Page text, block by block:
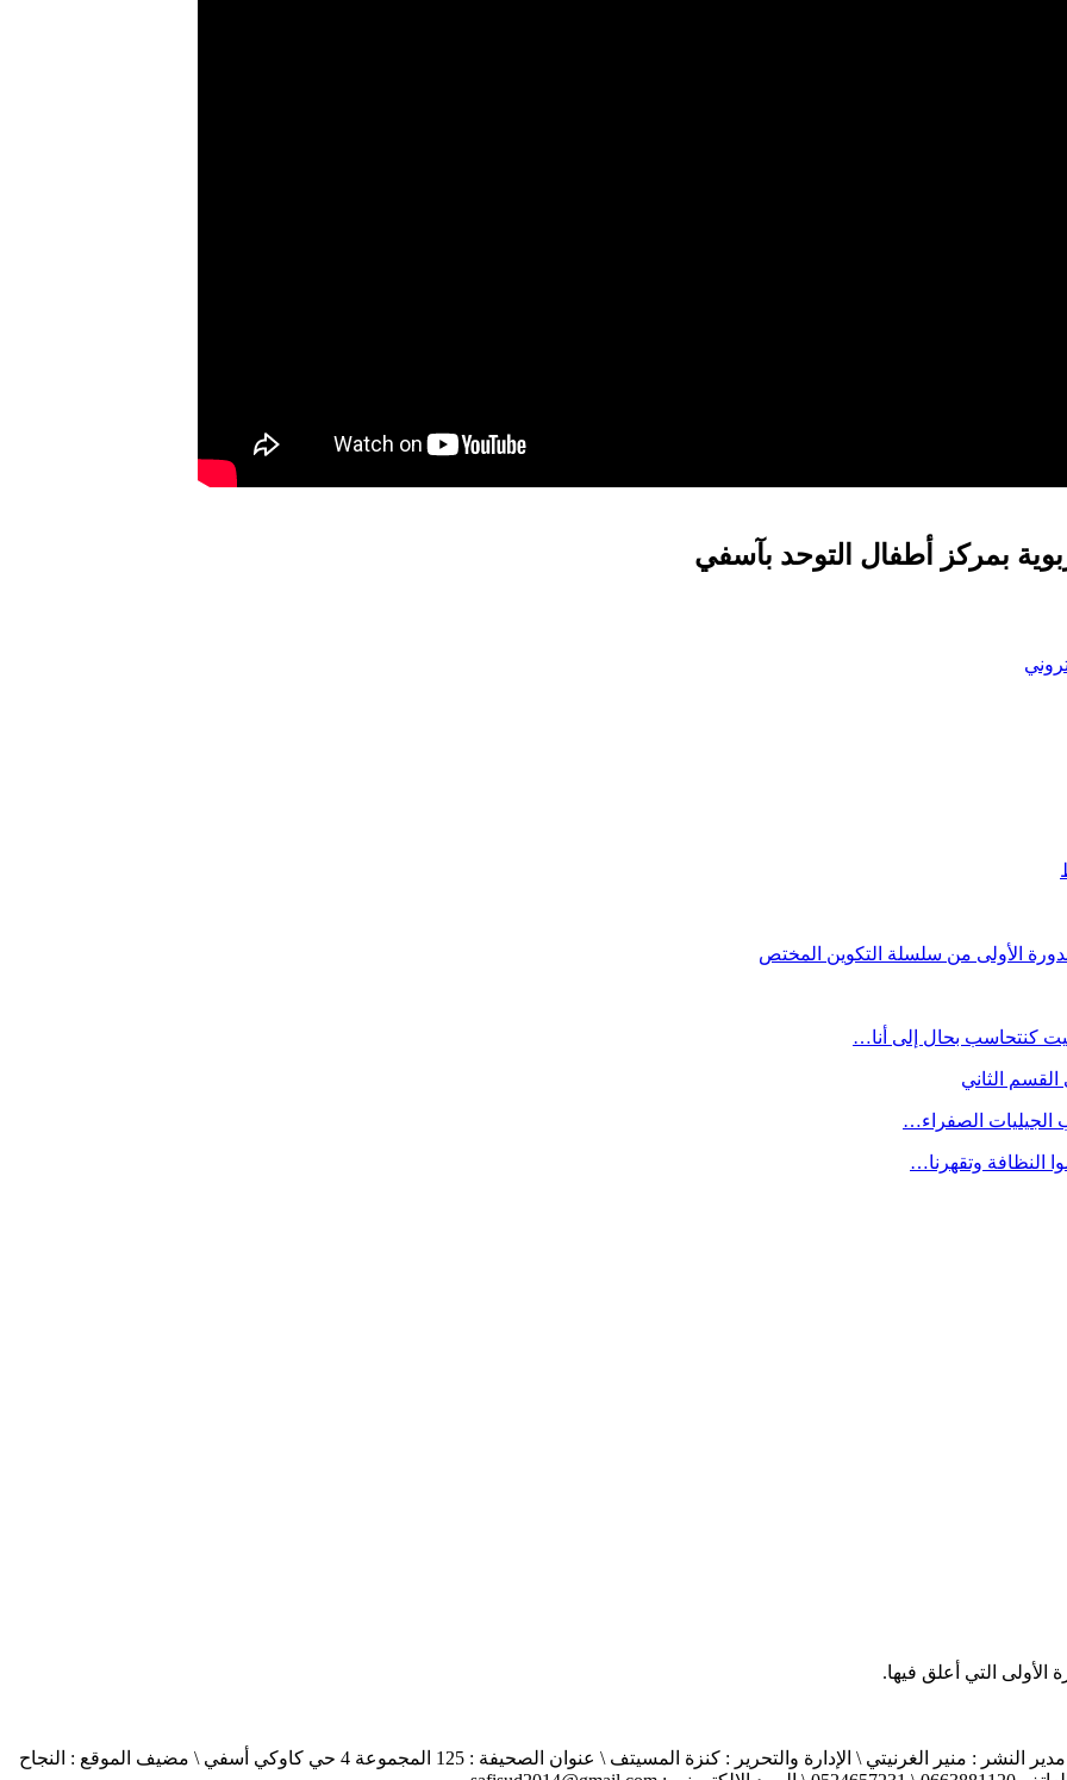
بمركز أطفال التوحد بآسفي
الأولى من سلسلة التكوين المختص
كنتحاسب بحال إلى أنا…
الثاني
الجيليات الصفراء…
الأولى التي أعلق فيها.
أسفي جنوب safisud صحيفة إلكترونية \ التصريح بالإصدار عدد 03-14 \ مدير النشر : منير الغرنيتي \ الإدارة والتحرير : كنزة المسيتف \ عنوان الصحيفة : 125 المجموعة 4 حي كاوكي أسفي \ مضيف الموقع : النجاح